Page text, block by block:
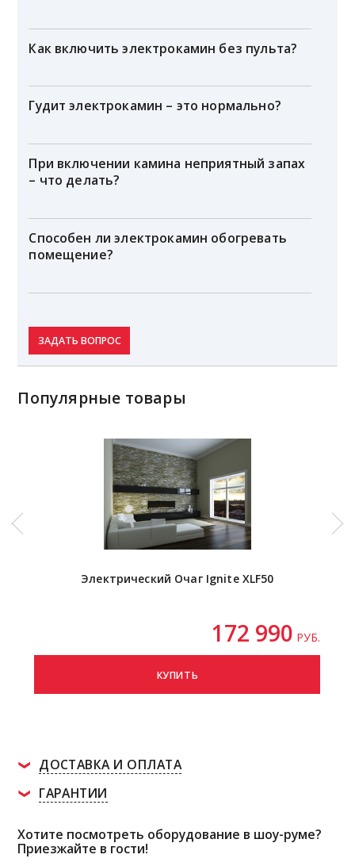
Как включить электрокамин без пульта?
Гудит электрокамин – это нормально?
При включении камина неприятный запах
– что делать?
Способен ли электрокамин обогревать
помещение?
ЗАДАТЬ ВОПРОС
Популярные товары
Электрический Очаг Ignite XLF50
172 990 РУБ.
КУПИТЬ
ДОСТАВКА И ОПЛАТА
ГАРАНТИИ
Хотите посмотреть оборудование в шоу-руме?
Приезжайте в гости!